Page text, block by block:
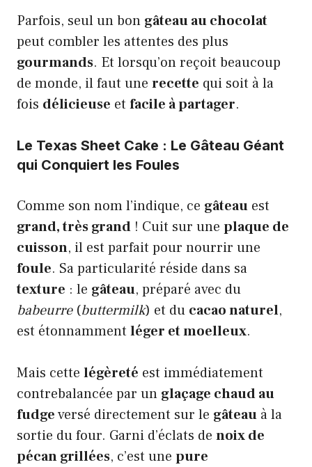
Parfois, seul un bon gâteau au chocolat
peut combler les attentes des plus
gourmands. Et lorsqu’on reçoit beaucoup
de monde, il faut une recette qui soit à la
fois délicieuse et facile à partager.
Le Texas Sheet Cake : Le Gâteau Géant
qui Conquiert les Foules
Comme son nom l’indique, ce gâteau est
grand, très grand ! Cuit sur une plaque de
cuisson, il est parfait pour nourrir une
foule. Sa particularité réside dans sa
texture : le gâteau, préparé avec du
babeurre(buttermilk) et du cacao naturel,
est étonnamment léger et moelleux.
Mais cette légèreté est immédiatement
contrebalancée par un glaçage chaud au
fudgeversé directement sur le gâteau à la
sortie du four. Garni d’éclats de noix de
pécan grillées, c’est une pure